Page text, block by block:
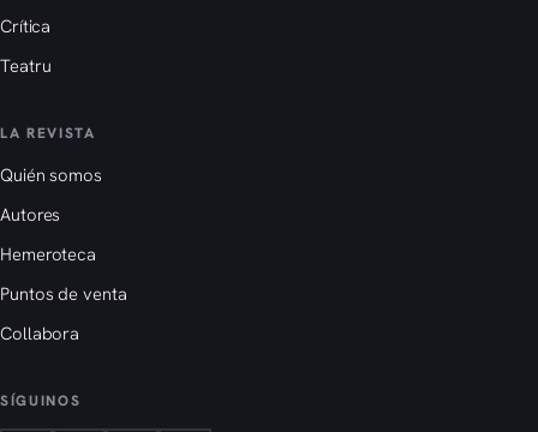
Crítica
Teatru
LA REVISTA
Quién somos
Autores
Hemeroteca
Puntos de venta
Collabora
SÍGUINOS